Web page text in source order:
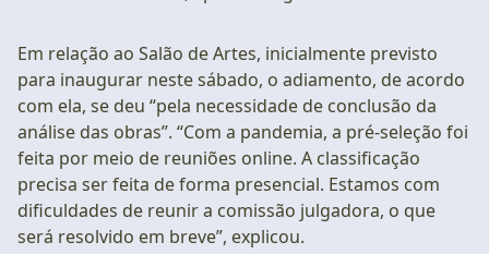
Em relação ao Salão de Artes, inicialmente previsto
para inaugurar neste sábado, o adiamento, de acordo
com ela, se deu “pela necessidade de conclusão da
análise das obras”. “Com a pandemia, a pré-seleção foi
feita por meio de reuniões online. A classificação
precisa ser feita de forma presencial. Estamos com
dificuldades de reunir a comissão julgadora, o que
será resolvido em breve”, explicou.